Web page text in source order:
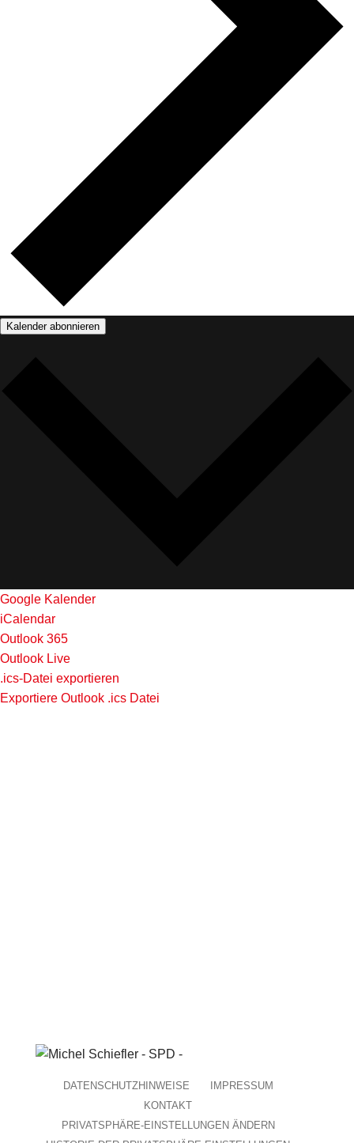
Kalender abonnieren
Google Kalender
iCalendar
Outlook 365
Outlook Live
.ics-Datei exportieren
Exportiere Outlook .ics Datei
DATENSCHUTZHINWEISE
IMPRESSUM
KONTAKT
PRIVATSPHÄRE-EINSTELLUNGEN ÄNDERN